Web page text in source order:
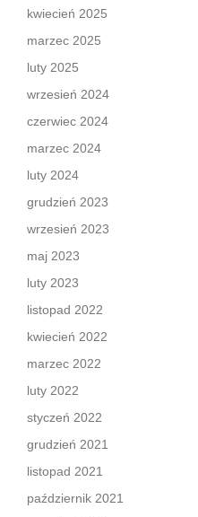
kwiecień 2025
marzec 2025
luty 2025
wrzesień 2024
czerwiec 2024
marzec 2024
luty 2024
grudzień 2023
wrzesień 2023
maj 2023
luty 2023
listopad 2022
kwiecień 2022
marzec 2022
luty 2022
styczeń 2022
grudzień 2021
listopad 2021
październik 2021